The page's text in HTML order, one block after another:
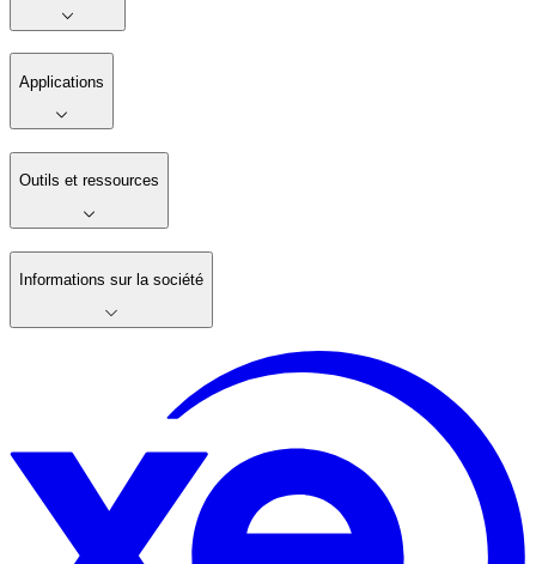
Applications
Outils et ressources
Informations sur la société